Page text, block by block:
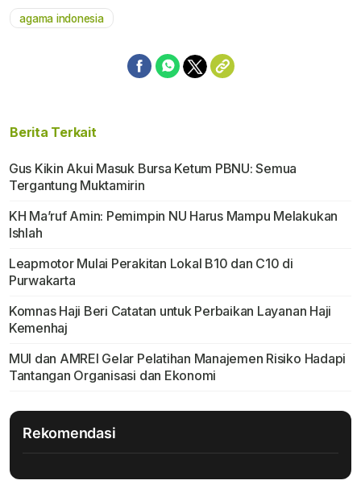
agama indonesia
Berita Terkait
Gus Kikin Akui Masuk Bursa Ketum PBNU: Semua
Tergantung Muktamirin
KH Ma’ruf Amin: Pemimpin NU Harus Mampu Melakukan
Ishlah
Leapmotor Mulai Perakitan Lokal B10 dan C10 di
Purwakarta
Komnas Haji Beri Catatan untuk Perbaikan Layanan Haji
Kemenhaj
MUI dan AMREI Gelar Pelatihan Manajemen Risiko Hadapi
Tantangan Organisasi dan Ekonomi
Rekomendasi